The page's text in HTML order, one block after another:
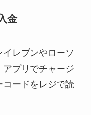
金
レブンやローソ
アプリでチャージ
コードをレジで読